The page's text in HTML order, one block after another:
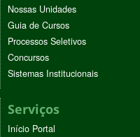
Nossas Unidades
Guia de Cursos
Processos Seletivos
Concursos
Sistemas Institucionais
Serviços
Início Portal